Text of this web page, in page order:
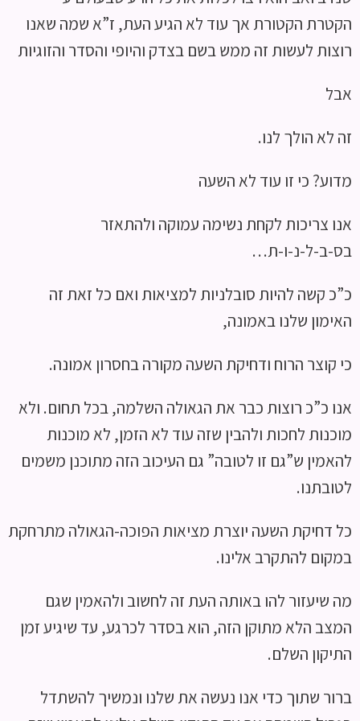
הקטרת הקטורת אך עוד לא הגיע העת, ז”א שמה שאנו
רוצות לעשות זה ממש בשם בצדק והיופי והסדר והזוגיות
אבל
זה לא הולך לנו.
מדוע? כי זו עוד לא השעה
אנו צריכות לקחת נשימה עמוקה ולהתאזר
בס-ב-ל-נ-ו-ת…
כ”כ קשה להיות סובלניות למציאות ואם כל זאת זה
האימון שלנו באמונה,
כי קוצר הרוח ודחיקת השעה מקורה בחסרון אמונה.
אנו כ”כ רוצות כבר את הגאולה השלמה, בכל תחום. ולא
מוכנות לחכות ולהבין שזה עוד לא הזמן, לא מוכנות
להאמין ש”גם זו לטובה” גם העיכוב הזה מתוכנן משמים
לטובתנו.
כל דחיקת השעה יוצרת מציאות הפוכה-הגאולה מתרחקת
במקום להתקרב אלינו.
מה שיעזור להו באותה העת זה לחשוב ולהאמין שגם
המצב הלא מתוקן הזה, הוא בסדר לכרגע, עד שיגיע זמן
התיקון השלם.
ברור שתוך כדי אנו נעשה את שלנו ונמשיך להשתדל